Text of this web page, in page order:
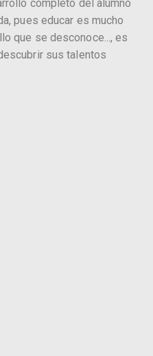
completo del alumno
pues educar es mucho
que se desconoce..., es
sus talentos